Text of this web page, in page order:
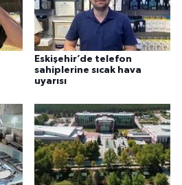
Eskişehir’de telefon
sahiplerine sıcak hava
uyarısı